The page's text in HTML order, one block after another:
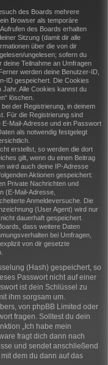
des Boards mehrere
Browser als temporäre
des Boards erhalten
Sitzung (damit dir alle
über die von dir
ungelesen; sofern du
Teilnahme an Umfragen
werden deine Benutzer-ID,
ID gespeichert. Die Cookies
Alle Cookies kannst du
löschen.
der Registrierung, in deinem
Für die Registrierung sind
Mail-Adresse und ein Passwort
als notwendig festgelegt
erstellst, so werden die dort
gilt, wenn du einen Beitrag
wird auch deine IP-Adresse
Aktionen gespeichert:
Private Nachrichten und
(E-Mail-Adresse,
Anmeldeversuche. Die
(User Agent) wird nur
dauerhaft gespeichert.
dass weitere Daten
bei Umfragen,
von dir gesetzte
(Hash) gespeichert, so
Passwort nicht auf einer
ist dein Schlüssel zu
ihm sorgsam um.
von phpBB Limited oder
fragen. Solltest du dein
„Ich habe mein
fragt dich dann nach
und sendet anschließend
dem du dann auf das